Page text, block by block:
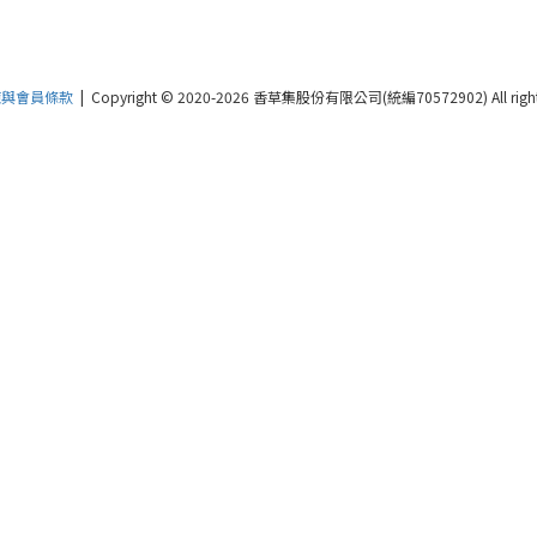
會員條款 | Copyright © 2020-2026 香草集股份有限公司(統編70572902) All